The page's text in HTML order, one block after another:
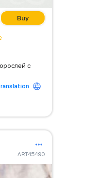
Buy
с
ART45490